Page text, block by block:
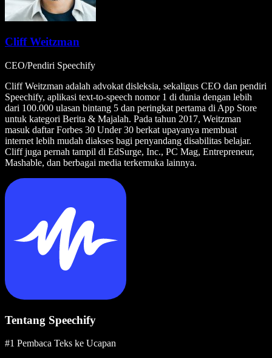
Cliff Weitzman
CEO/Pendiri Speechify
Cliff Weitzman adalah advokat disleksia, sekaligus CEO dan pendiri
Speechify, aplikasi text-to-speech nomor 1 di dunia dengan lebih
dari 100.000 ulasan bintang 5 dan peringkat pertama di App Store
untuk kategori Berita & Majalah. Pada tahun 2017, Weitzman
masuk daftar Forbes 30 Under 30 berkat upayanya membuat
internet lebih mudah diakses bagi penyandang disabilitas belajar.
Cliff juga pernah tampil di EdSurge, Inc., PC Mag, Entrepreneur,
Mashable, dan berbagai media terkemuka lainnya.
Tentang Speechify
#1 Pembaca Teks ke Ucapan